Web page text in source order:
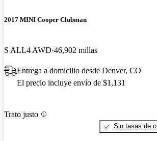
2017 MINI Cooper Clubman
S ALL4 AWD 46,902 millas
Entrega a domicilio desde Denver, CO
El precio incluye envío de $1,131
Trato justo
Sin tasas de